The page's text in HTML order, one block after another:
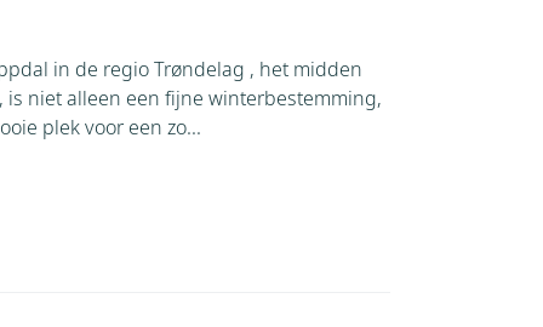
in de regio Trøndelag , het midden
is niet alleen een fijne winterbestemming,
plek voor een zo...